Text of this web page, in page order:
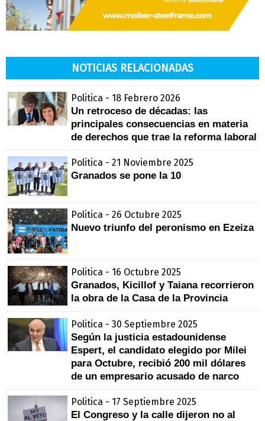
NOTICIAS RELACIONADAS
Politica - 18 Febrero 2026
Un retroceso de décadas: las
principales consecuencias en materia
de derechos que trae la reforma laboral
Politica - 21 Noviembre 2025
Granados se pone la 10
Politica - 26 Octubre 2025
Nuevo triunfo del peronismo en Ezeiza
Politica - 16 Octubre 2025
Granados, Kicillof y Taiana recorrieron
la obra de la Casa de la Provincia
Politica - 30 Septiembre 2025
Según la justicia estadounidense
Espert, el candidato elegido por Milei
para Octubre, recibió 200 mil dólares
de un empresario acusado de narco
Politica - 17 Septiembre 2025
El Congreso y la calle dijeron no al